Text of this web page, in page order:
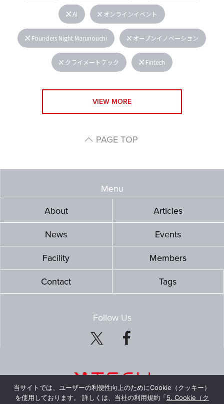
AI オンラインイベント
Founders Night Marunouchi オープンイノベーション
クライメートテック Fintech
VIEW MORE
PAGE TOP
Menu
About
Articles
News Events
Facility Members
Contact Tags
Follow Us
当サイトでは、ユーザーの利便性向上のためにCookie（クッキー）
を使用しております。 詳しくは、当社の利用規約「5. Cookie（ク